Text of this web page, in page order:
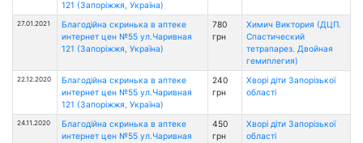
121 (Запоріжжя, Україна)
27.01.2021
Благодійна скринька в аптеке
интернет цен №55 ул.Чаривная
121 (Запоріжжя, Україна)
780
грн
Химич Виктория (ДЦП.
Спастический
тетрапарез. Двойная
гемиплегия)
22.12.2020
Благодійна скринька в аптеке
интернет цен №55 ул.Чаривная
121 (Запоріжжя, Україна)
240
грн
Хворі діти Запорізької
області
24.11.2020
Благодійна скринька в аптеке
интернет цен №55 ул.Чаривная
450
грн
Хворі діти Запорізької
області